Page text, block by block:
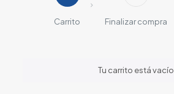
Carrito Finalizar compra
Tu carrito está vacío.